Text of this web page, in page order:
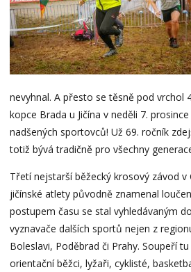
nevyhnal. A přesto se těsně pod vrchol
kopce Brada u Jičína v neděli 7.
nadšených sportovců! Už 69. ročník
totiž bývá tradičně pro všechny
Třetí nejstarší běžecký krosový závod v
jičínské atlety původně znamenal
postupem času se stal vyhledávaným
vyznavače dalších sportů nejen z
Boleslavi, Poděbrad či Prahy. Soupeří
orientační běžci, lyžaři, cyklisté,